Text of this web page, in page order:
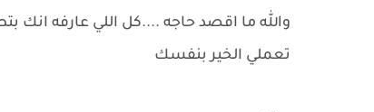
والله ما اقصد حاجه ....كل اللي عارفه انك
تعملي الخير بنفسك